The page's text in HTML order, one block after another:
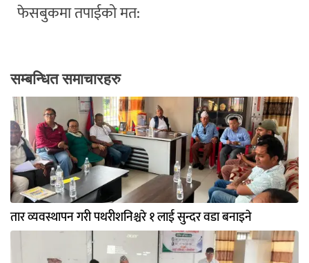
फेसबुकमा तपाईको मत:
सम्बन्धित समाचारहरु
तार व्यवस्थापन गरी पथरीशनिश्चरे १ लाई सुन्दर वडा बनाइने